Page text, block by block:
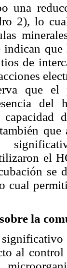
una
2), lo
de
que el
el
se
cual
la
al control